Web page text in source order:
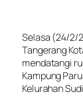
Selasa (24/2/
Tangerang
mendatangi
Kampung
Kelurahan